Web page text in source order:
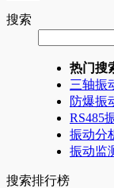
搜索
热门搜
三轴振
防爆振
RS485
振动分
振动监
搜索排行榜